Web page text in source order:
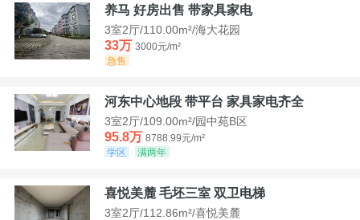
养马 好房出售 带家具家电
3室2厅/110.00m²/海大花园
33万 3000元/m²
急售
河东中心地段 带平台 家具家电齐全
3室2厅/109.00m²/园中苑B区
95.8万 8788.99元/m²
学区
满两年
喜悦美麓 毛坯三室 双卫电梯
3室2厅/112.86m²/喜悦美麓